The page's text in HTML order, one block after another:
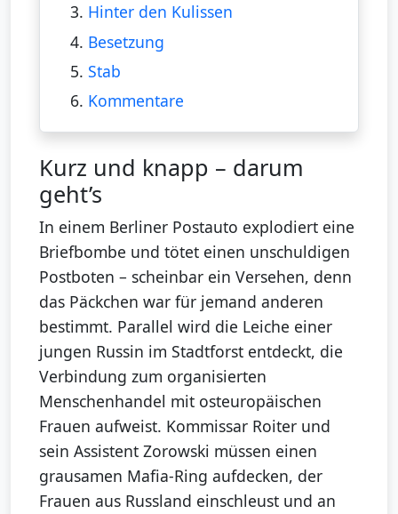
3. Hinter den Kulissen
4. Besetzung
5. Stab
6. Kommentare
Kurz und knapp – darum
geht’s
In einem Berliner Postauto explodiert eine
Briefbombe und tötet einen unschuldigen
Postboten – scheinbar ein Versehen, denn
das Päckchen war für jemand anderen
bestimmt. Parallel wird die Leiche einer
jungen Russin im Stadtforst entdeckt, die
Verbindung zum organisierten
Menschenhandel mit osteuropäischen
Frauen aufweist. Kommissar Roiter und
sein Assistent Zorowski müssen einen
grausamen Mafia-Ring aufdecken, der
Frauen aus Russland einschleust und an